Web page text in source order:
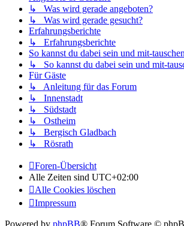
↳ Was wird gerade angeboten?
↳ Was wird gerade gesucht?
Erfahrungsberichte
↳ Erfahrungsberichte
So kannst du dabei sein und mit-tauschen
↳ So kannst du dabei sein und mit-
Für Gäste
↳ Anleitung für das Forum
↳ Innenstadt
↳ Südstadt
↳ Ostheim
↳ Bergisch Gladbach
↳ Rösrath
Foren-Übersicht
Alle Zeiten sind UTC+02:00
Alle Cookies löschen
Impressum